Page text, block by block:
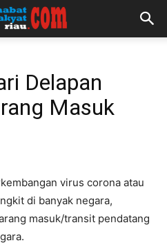
Delapan
Masuk
virus corona atau
di banyak negara,
masuk/transit pendatang